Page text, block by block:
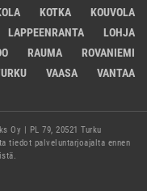
KOTKA
KOUVOLA
LAPPEENRANTA
LOHJA
RAUMA
ROVANIEMI
VAASA VANTAA
Oy | PL 79, 20521 Turku
tiedot palveluntarjoajalta ennen